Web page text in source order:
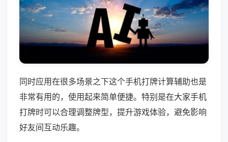
同时应用在很多场景之下这个手机打牌计算辅助也是
非常有用的，使用起来简单便捷。特别是在大家手机
打牌时可以合理调整牌型，提升游戏体验，避免影响
好友间互动乐趣。